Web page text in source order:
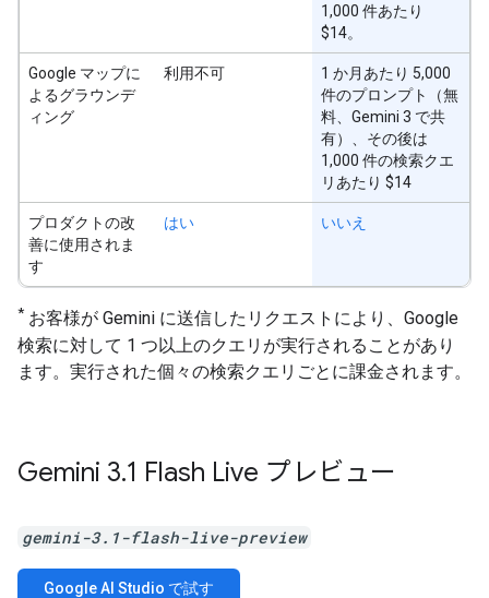
1,000 件あたり
$14。
Google マップに
よるグラウンデ
ィング
利用不可
1 か月あたり 5,000
件のプロンプト（無
料、Gemini 3 で共
有）、その後は
1,000 件の検索クエ
リあたり $14
プロダクトの改
善に使用されま
す
はい いいえ
* お客様が Gemini に送信したリクエストにより、Google
検索に対して 1 つ以上のクエリが実行されることがあり
ます。実行された個々の検索クエリごとに課金されます。
Gemini 3.1 Flash Live プレビュー
gemini-3.1-flash-live-preview
Google AI Studio で試す